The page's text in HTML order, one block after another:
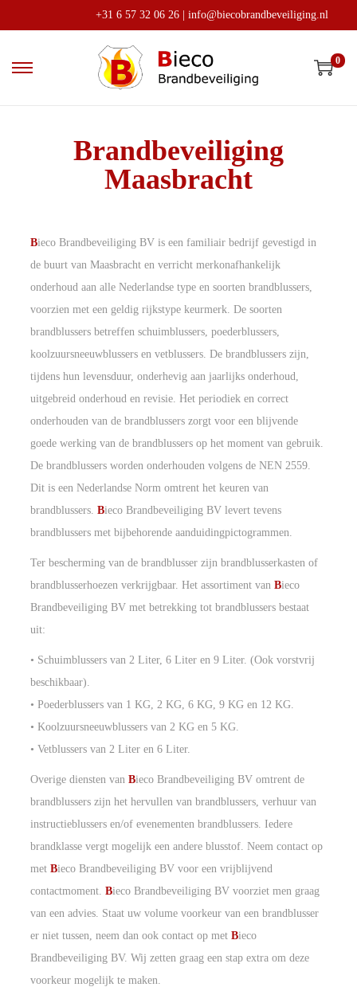
+31 6 57 32 06 26 info@biecobrandbeveiliging.nl
0
Brandbeveiliging
Maasbracht
Bieco Brandbeveiliging BV is een familiair bedrijf gevestigd in
de buurt van Maasbracht en verricht merkonafhankelijk
onderhoud aan alle Nederlandse type en soorten brandblussers,
voorzien met een geldig rijkstype keurmerk. De soorten
brandblussers betreffen schuimblussers, poederblussers,
koolzuursneeuwblussers en vetblussers. De brandblussers zijn,
tijdens hun levensduur, onderhevig aan jaarlijks onderhoud,
uitgebreid onderhoud en revisie. Het periodiek en correct
onderhouden van de brandblussers zorgt voor een blijvende
goede werking van de brandblussers op het moment van gebruik.
De brandblussers worden onderhouden volgens de NEN 2559.
Dit is een Nederlandse Norm omtrent het keuren van
brandblussers. Bieco Brandbeveiliging BV levert tevens
brandblussers met bijbehorende aanduidingpictogrammen.
Ter bescherming van de brandblusser zijn brandblusserkasten of
brandblusserhoezen verkrijgbaar. Het assortiment van Bieco
Brandbeveiliging BV met betrekking tot brandblussers bestaat
uit:
• Schuimblussers van 2 Liter, 6 Liter en 9 Liter. (Ook vorstvrij
beschikbaar).
• Poederblussers van 1 KG, 2 KG, 6 KG, 9 KG en 12 KG.
• Koolzuursneeuwblussers van 2 KG en 5 KG.
• Vetblussers van 2 Liter en 6 Liter.
Overige diensten van Bieco Brandbeveiliging BV omtrent de
brandblussers zijn het hervullen van brandblussers, verhuur van
instructieblussers en/of evenementen brandblussers. Iedere
brandklasse vergt mogelijk een andere blusstof. Neem contact op
met Bieco Brandbeveiliging BV voor een vrijblijvend
contactmoment. Bieco Brandbeveiliging BV voorziet men graag
van een advies. Staat uw volume voorkeur van een brandblusser
er niet tussen, neem dan ook contact op met Bieco
Brandbeveiliging BV. Wij zetten graag een stap extra om deze
voorkeur mogelijk te maken.